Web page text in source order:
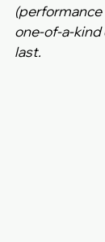
one-of-a-kind
last.